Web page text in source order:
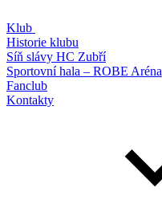
Klub
Historie klubu
Síň slávy HC Zubří
Sportovní hala – ROBE Aréna
Fanclub
Kontakty